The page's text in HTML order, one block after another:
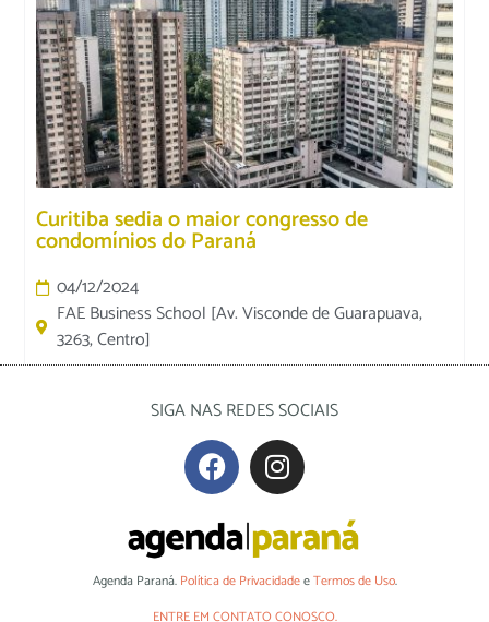
Curitiba sedia o maior congresso de
condomínios do Paraná
04/12/2024
FAE Business School [Av. Visconde de Guarapuava,
3263, Centro]
SIGA NAS REDES SOCIAIS
Agenda Paraná. Política de PrivacidadeeTermos de Uso.
ENTRE EM CONTATO CONOSCO.